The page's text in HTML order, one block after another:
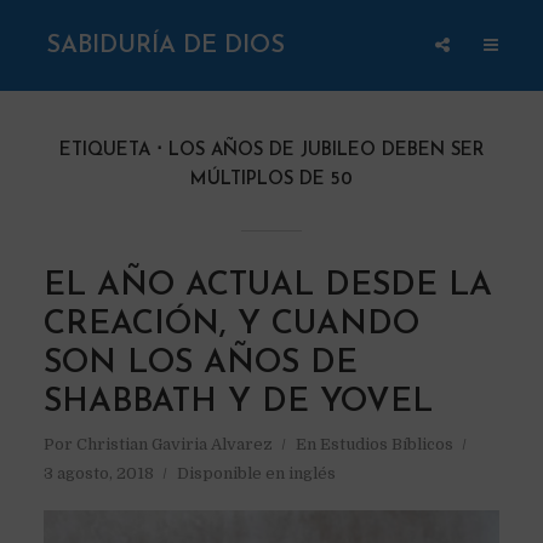
SABIDURÍA DE DIOS
ETIQUETA
LOS AÑOS DE JUBILEO DEBEN SER
MÚLTIPLOS DE 50
EL AÑO ACTUAL DESDE LA
CREACIÓN, Y CUANDO
SON LOS AÑOS DE
SHABBATH Y DE YOVEL
Por Christian Gaviria Alvarez En Estudios Bíblicos
3 agosto, 2018
Disponible en inglés